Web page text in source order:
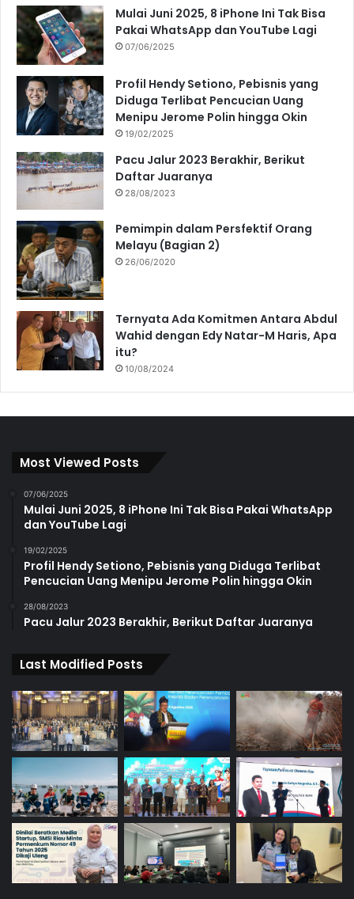
Mulai Juni 2025, 8 iPhone Ini Tak Bisa
Pakai WhatsApp dan YouTube Lagi
07/06/2025
Profil Hendy Setiono, Pebisnis yang
Diduga Terlibat Pencucian Uang
Menipu Jerome Polin hingga Okin
19/02/2025
Pacu Jalur 2023 Berakhir, Berikut
Daftar Juaranya
28/08/2023
Pemimpin dalam Persfektif Orang
Melayu (Bagian 2)
26/06/2020
Ternyata Ada Komitmen Antara Abdul
Wahid dengan Edy Natar-M Haris, Apa
itu?
10/08/2024
Most Viewed Posts
07/06/2025
Mulai Juni 2025, 8 iPhone Ini Tak Bisa Pakai WhatsApp
dan YouTube Lagi
19/02/2025
Profil Hendy Setiono, Pebisnis yang Diduga Terlibat
Pencucian Uang Menipu Jerome Polin hingga Okin
28/08/2023
Pacu Jalur 2023 Berakhir, Berikut Daftar Juaranya
Last Modified Posts